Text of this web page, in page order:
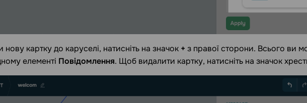
картку до каруселі, натисніть на значок + з правої сторони. Всього ви
елементі Повідомлення. Щоб видалити картку, натисніть на значок